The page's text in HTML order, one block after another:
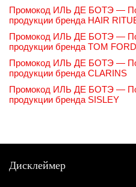
Промокод ИЛЬ ДЕ БОТЭ —
продукции бренда HAIR
Промокод ИЛЬ ДЕ БОТЭ —
продукции бренда TOM FORD
Промокод ИЛЬ ДЕ БОТЭ —
продукции бренда CLARINS
Промокод ИЛЬ ДЕ БОТЭ —
продукции бренда SISLEY
Дисклеймер